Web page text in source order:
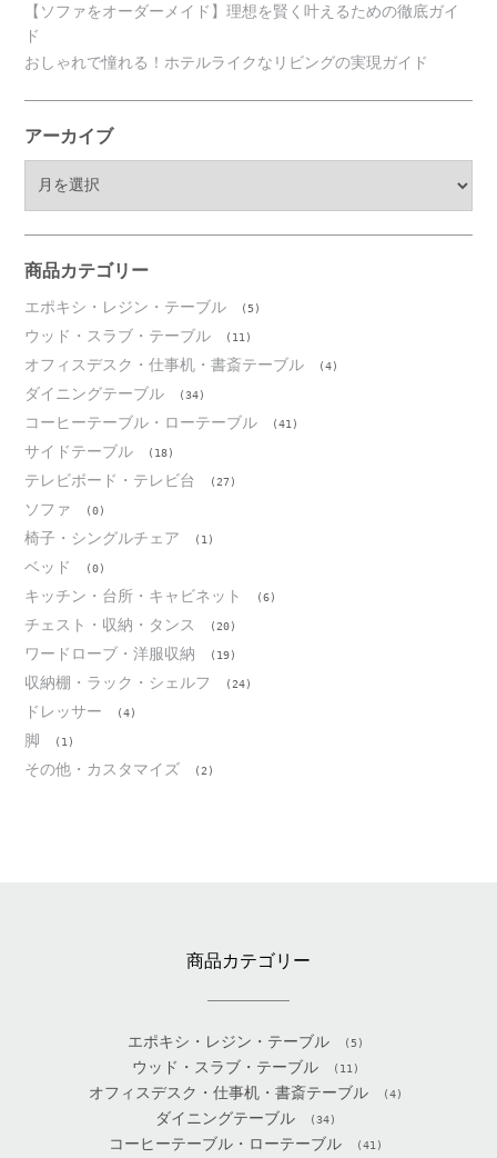
【ソファをオーダーメイド】理想を賢く叶えるための徹底ガイ
ド
おしゃれで憧れる！ホテルライクなリビングの実現ガイド
アーカイブ
ブ
商品カテゴリー
エポキシ・レジン・テーブル (5)
ウッド・スラブ・テーブル (11)
オフィスデスク・仕事机・書斎テーブル (4)
ダイニングテーブル (34)
コーヒーテーブル・ローテーブル (41)
サイドテーブル (18)
テレビボード・テレビ台 (27)
ソファ (0)
椅子・シングルチェア (1)
ベッド (0)
キッチン・台所・キャビネット (6)
チェスト・収納・タンス (20)
ワードローブ・洋服収納 (19)
収納棚・ラック・シェルフ (24)
ドレッサー (4)
脚 (1)
その他・カスタマイズ (2)
商品カテゴリー
エポキシ・レジン・テーブル (5)
ウッド・スラブ・テーブル (11)
オフィスデスク・仕事机・書斎テーブル (4)
ダイニングテーブル (34)
コーヒーテーブル・ローテーブル (41)